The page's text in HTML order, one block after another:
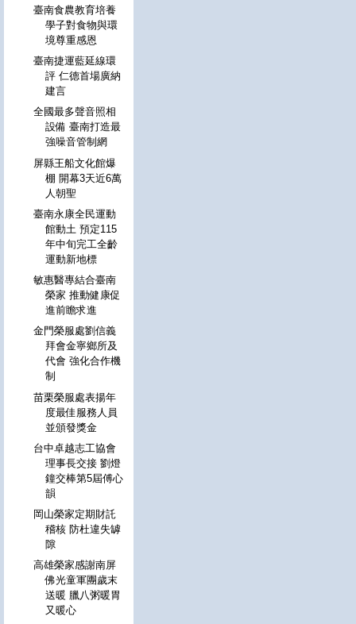
臺南食農教育培養
學子對食物與環
境尊重感恩
臺南捷運藍延線環
評 仁德首場廣納
建言
全國最多聲音照相
設備 臺南打造最
強噪音管制網
屏縣王船文化館爆
棚 開幕3天近6萬
人朝聖
臺南永康全民運動
館動土 預定115
年中旬完工全齡
運動新地標
敏惠醫專結合臺南
榮家 推動健康促
進前瞻求進
金門榮服處劉信義
拜會金寧鄉所及
代會 強化合作機
制
苗栗榮服處表揚年
度最佳服務人員
並頒發獎金
台中卓越志工協會
理事長交接 劉燈
鐘交棒第5屆傅心
韻
岡山榮家定期財託
稽核 防杜違失罅
隙
高雄榮家感謝南屏
佛光童軍團歲末
送暖 臘八粥暖胃
又暖心